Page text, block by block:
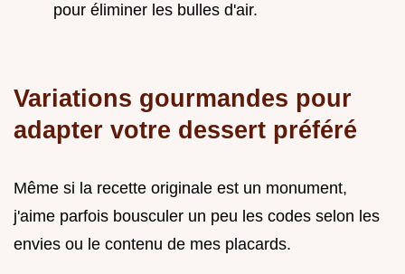
pour éliminer les bulles d'air.
Variations gourmandes pour
adapter votre dessert préféré
Même si la recette originale est un monument,
j'aime parfois bousculer un peu les codes selon les
envies ou le contenu de mes placards.